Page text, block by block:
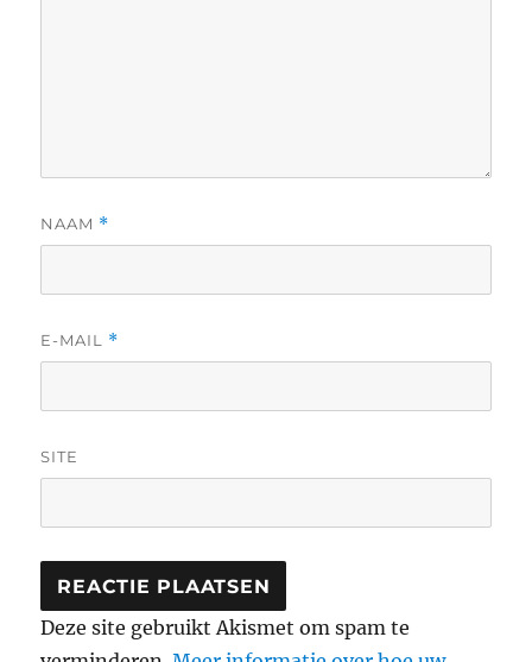
NAAM *
E-MAIL *
SITE
Deze site gebruikt Akismet om spam te